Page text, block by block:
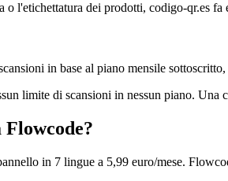
l'etichettatura dei prodotti, codigo-qr.es
in base al piano mensile
limite di scansioni in nessun piano. Una
in 7 lingue a 5,99 euro/mese.